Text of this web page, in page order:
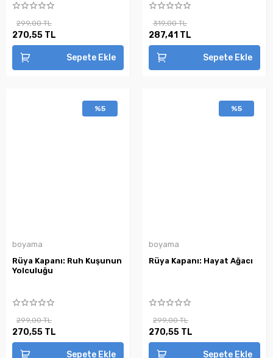
299,00 TL
270,55 TL
Sepete Ekle
319,00 TL
287,41 TL
Sepete Ekle
%5
boyama
Rüya Kapanı: Ruh Kuşunun
Yolculuğu
299,00 TL
270,55 TL
Sepete Ekle
%5
boyama
Rüya Kapanı: Hayat Ağacı
299,00 TL
270,55 TL
Sepete Ekle